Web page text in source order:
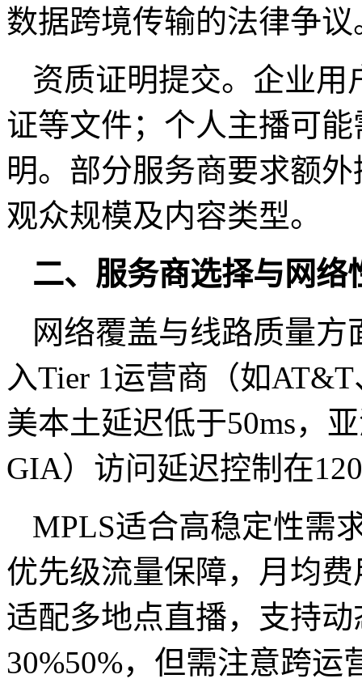
数据跨境传输的法律争
资质证明提交。企业
证等文件；个人主播可
明。部分服务商要求额
观众规模及内容类型。
二、服务商选择与网
网络覆盖与线路质量
入Tier 1运营商（如
美本土延迟低于50ms，
GIA）访问延迟控制在
MPLS适合高稳定性需
优先级流量保障，月均费
适配多地点直播，支持
30%50%，但需注意跨